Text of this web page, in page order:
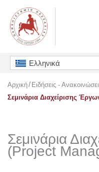
περιεχόμενο
Ελληνικά
Αρχική Ειδήσεις -
Σεμινάρια Διαχείρισης
Σεμινάρια
(Project